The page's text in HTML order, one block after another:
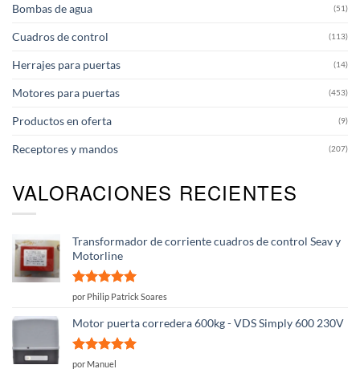
Bombas de agua (51)
Cuadros de control (113)
Herrajes para puertas (14)
Motores para puertas (453)
Productos en oferta (9)
Receptores y mandos (207)
VALORACIONES RECIENTES
Transformador de corriente cuadros de control Seav y
Motorline
Valorado
por Philip Patrick Soares
Motor puerta corredera 600kg - VDS Simply 600 230V
Valorado
por Manuel